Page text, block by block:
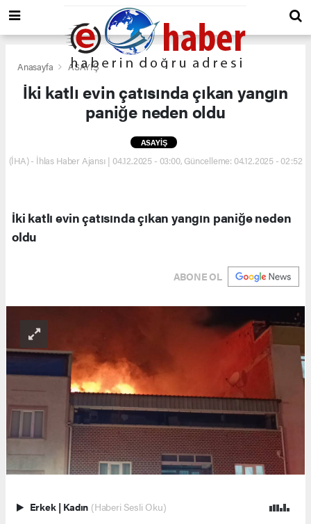
Anasayfa ASAYİŞ
İki katlı evin çatısında çıkan yangın
paniğe neden oldu
ASAYİŞ
(İHA) - İhlas Haber Ajansı | 04.12.2025 - 03:00, Güncelleme: 04.12.2025 - 02:52
İki katlı evin çatısında çıkan yangın paniğe neden
oldu
ABONE OL
Erkek | Kadın (Haberi Sesli Oku)